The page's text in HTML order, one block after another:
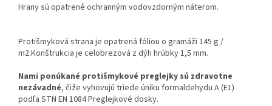
Hrany sú opatrené ochranným vodovzdorným náterom.
Protišmyková strana je opatrená fóliou o gramáži 145 g /
m2.Konštrukcia je celobrezová z dýh hrúbky 1,5 mm.
Nami ponúkané protišmykové preglejky sú zdravotne
nezávadné, čiže vyhovujú triede úniku formaldehydu A (E1)
podľa STN EN 1084 Preglejkové dosky.